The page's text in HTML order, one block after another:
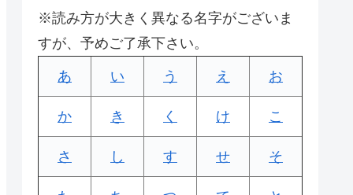
※読み方が大きく異なる名字がございま
すが、予めご了承下さい。
あ い う え お
か き く け こ
さ し す せ そ